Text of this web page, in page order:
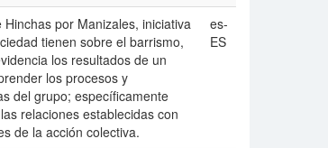
por Manizales, iniciativa
tienen sobre el barrismo,
los resultados de un
los procesos y
del grupo; específicamente
relaciones establecidas con
de la acción colectiva.
es-
ES